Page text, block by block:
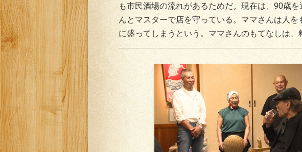
も市民酒場の流れがあるためだ。現在は、90歳
んとマスターで店を守っている。ママさんは人
に盛ってしまうという。ママさんのもてなしは、